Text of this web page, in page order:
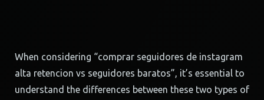
When considering “comprar seguidores de instagram
alta retencion vs seguidores baratos”, it’s essential to
understand the differences between these two types of